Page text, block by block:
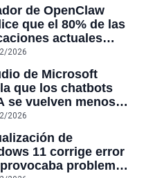
y mucho más
de OpenClaw
que el 80% de las
actuales
en el
con
únicos o
especiales a
2026
de Microsoft
que los chatbots
se vuelven menos
mientras más
hablas con ellos:
de confiabilidad
un 112%
2026
de
11 corrige error
problemas